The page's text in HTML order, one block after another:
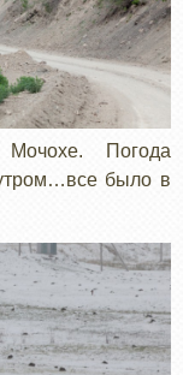
Погода
было в